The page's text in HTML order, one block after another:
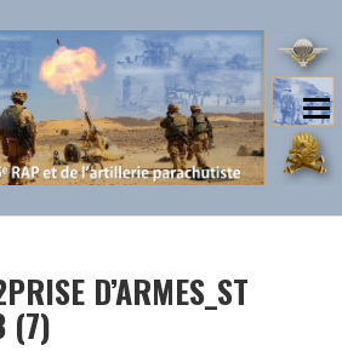
D’ARMES_ST
(7)